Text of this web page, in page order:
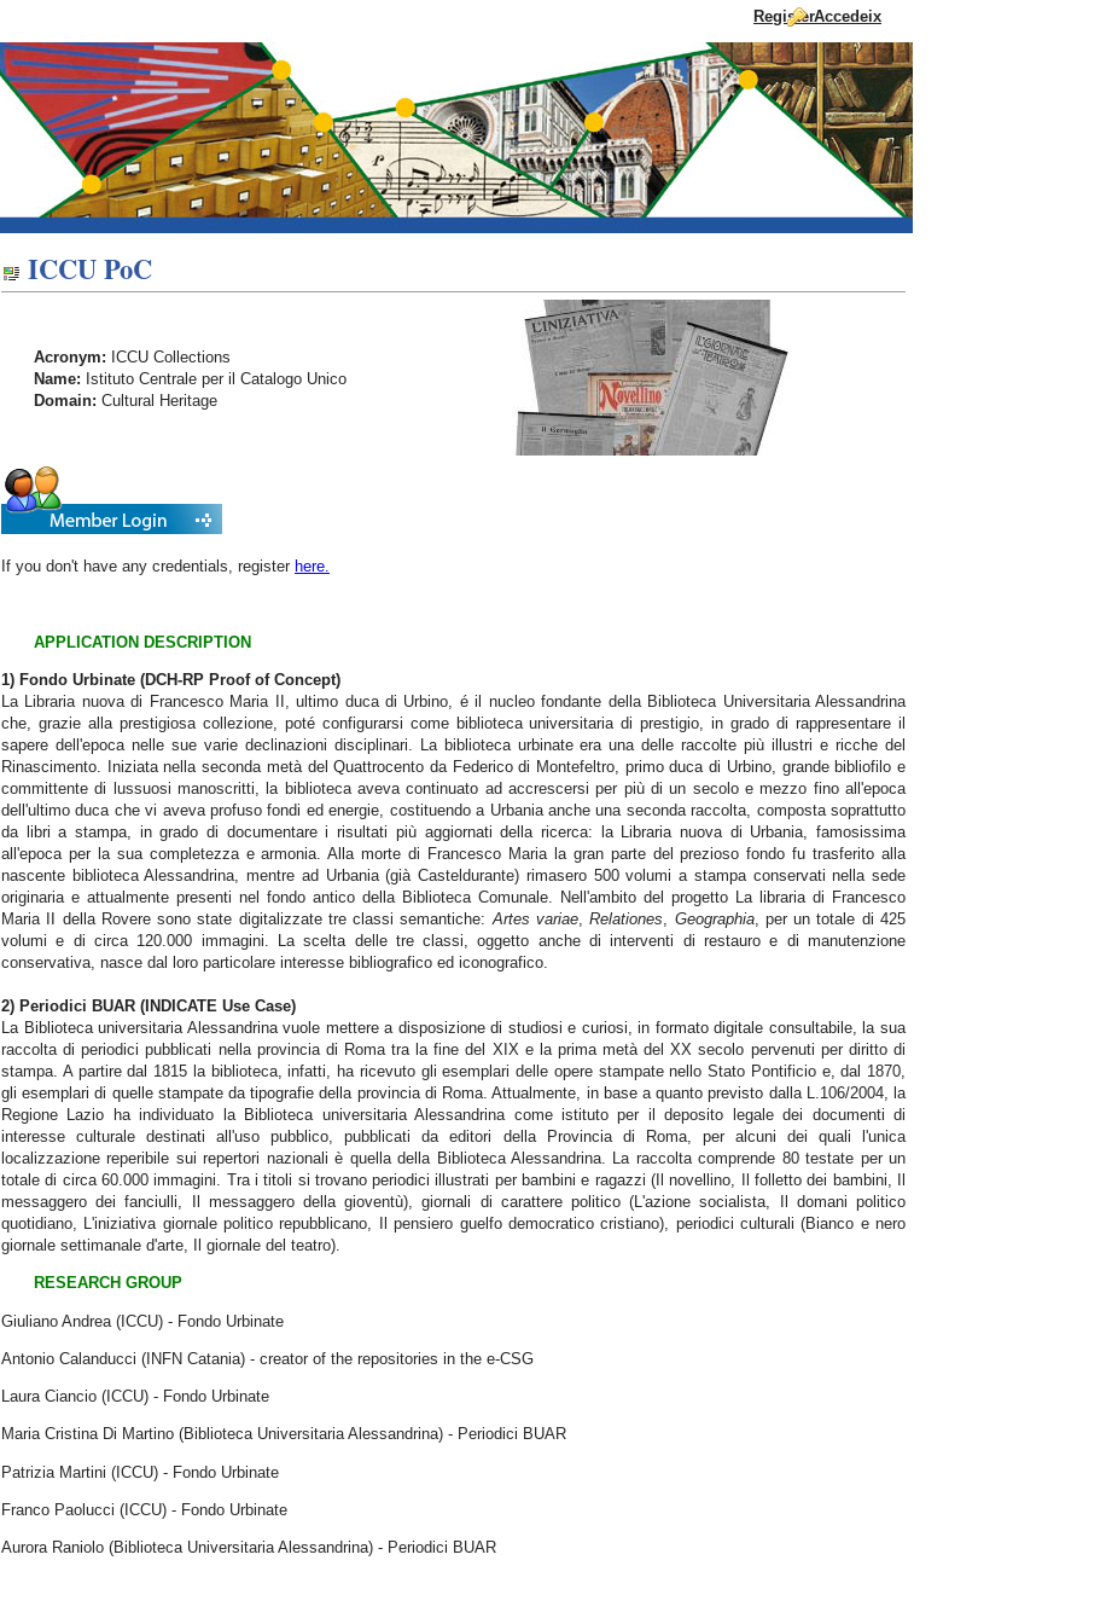
RegisterAccedeix
Salta al contigut
ICCU PoC
Acronym: ICCU Collections
Name: Istituto Centrale per il Catalogo Unico
Domain: Cultural Heritage
If you don't have any credentials, register here.
APPLICATION DESCRIPTION
1) Fondo Urbinate (DCH-RP Proof of Concept)
La Libraria nuova di Francesco Maria II, ultimo duca di Urbino, é il nucleo fondante della Biblioteca Universitaria Alessandrina
che, grazie alla prestigiosa collezione, poté configurarsi come biblioteca universitaria di prestigio, in grado di rappresentare il
sapere dell'epoca nelle sue varie declinazioni disciplinari. La biblioteca urbinate era una delle raccolte più illustri e ricche del
Rinascimento. Iniziata nella seconda metà del Quattrocento da Federico di Montefeltro, primo duca di Urbino, grande bibliofilo e
committente di lussuosi manoscritti, la biblioteca aveva continuato ad accrescersi per più di un secolo e mezzo fino all'epoca
dell'ultimo duca che vi aveva profuso fondi ed energie, costituendo a Urbania anche una seconda raccolta, composta soprattutto
da libri a stampa, in grado di documentare i risultati più aggiornati della ricerca: la Libraria nuova di Urbania, famosissima
all'epoca per la sua completezza e armonia. Alla morte di Francesco Maria la gran parte del prezioso fondo fu trasferito alla
nascente biblioteca Alessandrina, mentre ad Urbania (già Casteldurante) rimasero 500 volumi a stampa conservati nella sede
originaria e attualmente presenti nel fondo antico della Biblioteca Comunale. Nell'ambito del progetto La libraria di Francesco
Maria II della Rovere sono state digitalizzate tre classi semantiche: Artes variae,Relationes, Geographia, per un totale di 425
volumi e di circa 120.000 immagini. La scelta delle tre classi, oggetto anche di interventi di restauro e di manutenzione
conservativa, nasce dal loro particolare interesse bibliografico ed iconografico.
2) Periodici BUAR (INDICATE Use Case)
La Biblioteca universitaria Alessandrina vuole mettere a disposizione di studiosi e curiosi, in formato digitale consultabile, la sua
raccolta di periodici pubblicati nella provincia di Roma tra la fine del XIX e la prima metà del XX secolo pervenuti per diritto di
stampa. A partire dal 1815 la biblioteca, infatti, ha ricevuto gli esemplari delle opere stampate nello Stato Pontificio e, dal 1870,
gli esemplari di quelle stampate da tipografie della provincia di Roma. Attualmente, in base a quanto previsto dalla L.106/2004, la
Regione Lazio ha individuato la Biblioteca universitaria Alessandrina come istituto per il deposito legale dei documenti di
interesse culturale destinati all'uso pubblico, pubblicati da editori della Provincia di Roma, per alcuni dei quali l'unica
localizzazione reperibile sui repertori nazionali è quella della Biblioteca Alessandrina. La raccolta comprende 80 testate per un
totale di circa 60.000 immagini. Tra i titoli si trovano periodici illustrati per bambini e ragazzi (Il novellino, Il folletto dei bambini, Il
messaggero dei fanciulli, Il messaggero della gioventù), giornali di carattere politico (L'azione socialista, Il domani politico
quotidiano, L'iniziativa giornale politico repubblicano, Il pensiero guelfo democratico cristiano), periodici culturali (Bianco e nero
giornale settimanale d'arte, Il giornale del teatro).
RESEARCH GROUP
Giuliano Andrea (ICCU) - Fondo Urbinate
Antonio Calanducci (INFN Catania) - creator of the repositories in the e-CSG
Laura Ciancio (ICCU) - Fondo Urbinate
Maria Cristina Di Martino (Biblioteca Universitaria Alessandrina) - Periodici BUAR
Patrizia Martini (ICCU) - Fondo Urbinate
Franco Paolucci (ICCU) - Fondo Urbinate
Aurora Raniolo (Biblioteca Universitaria Alessandrina) - Periodici BUAR